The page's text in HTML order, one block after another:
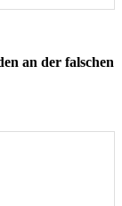
an der falschen